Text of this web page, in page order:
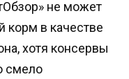
не может
корм в качестве
хотя консервы
смело